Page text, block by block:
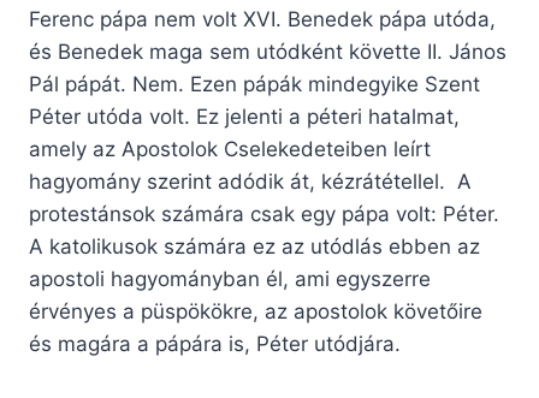
Ferenc pápa nem volt XVI. Benedek pápa utóda,
és Benedek maga sem utódként követte II. János
Pál pápát. Nem. Ezen pápák mindegyike Szent
Péter utóda volt. Ez jelenti a péteri hatalmat,
amely az Apostolok Cselekedeteiben leírt
hagyomány szerint adódik át, kézrátétellel. A
protestánsok számára csak egy pápa volt: Péter.
A katolikusok számára ez az utódlás ebben az
apostoli hagyományban él, ami egyszerre
érvényes a püspökökre, az apostolok követőire
és magára a pápára is, Péter utódjára.